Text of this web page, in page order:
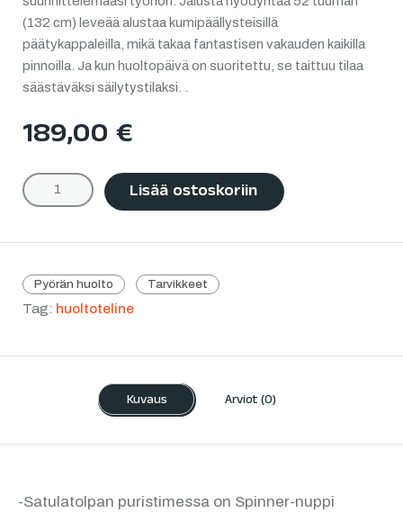
(132 cm) leveää alustaa kumipäällysteisillä
päätykappaleilla, mikä takaa fantastisen vakauden kaikilla
pinnoilla. Ja kun huoltopäivä on suoritettu, se taittuu tilaa
säästäväksi säilytystilaksi. .
189,00 €
Lisää ostoskoriin
Pyörän huolto Tarvikkeet
Tag: huoltoteline
Kuvaus Arviot (0)
-Satulatolpan puristimessa on Spinner-nuppi